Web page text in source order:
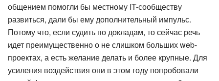
общением помогли бы местному IT-сообществу
развиться, дали бы ему дополнительный импульс.
Потому что, если судить по докладам, то сейчас речь
идет преимущественно о не слишком больших web-
проектах, а есть желание делать и более крупные. Для
усиления воздействия они в этом году попробовали